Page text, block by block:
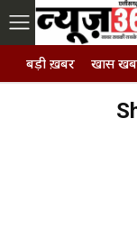
बड़ी ख़बर खास